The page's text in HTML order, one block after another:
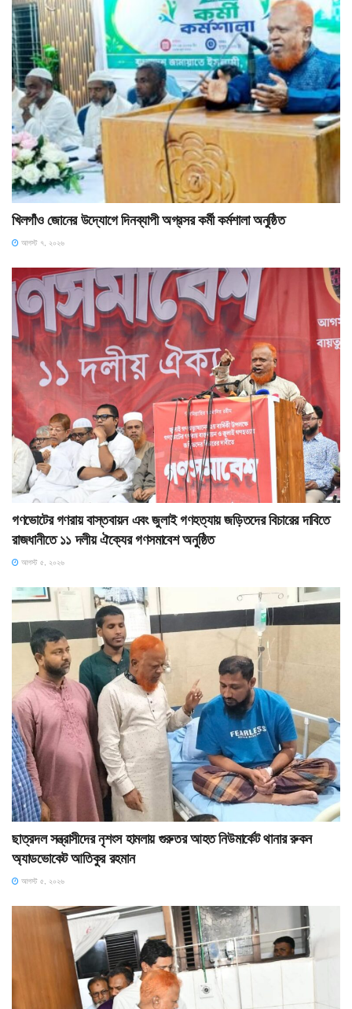
খিলগাঁও জোনের উদ্যোগে দিনব্যাপী অগ্রসর কর্মী কর্মশালা অনুষ্ঠিত
আগস্ট ৭, ২০২৬
গণভোটের গণরায় বাস্তবায়ন এবং জুলাই গণহত্যায় জড়িতদের বিচারের দাবিতে
রাজধানীতে ১১ দলীয় ঐক্যের গণসমাবেশ অনুষ্ঠিত
আগস্ট ৫, ২০২৬
ছাত্রদল সন্ত্রাসীদের নৃশংস হামলায় গুরুতর আহত নিউমার্কেট থানার রুকন
অ্যাডভোকেট আতিকুর রহমান
আগস্ট ৫, ২০২৬